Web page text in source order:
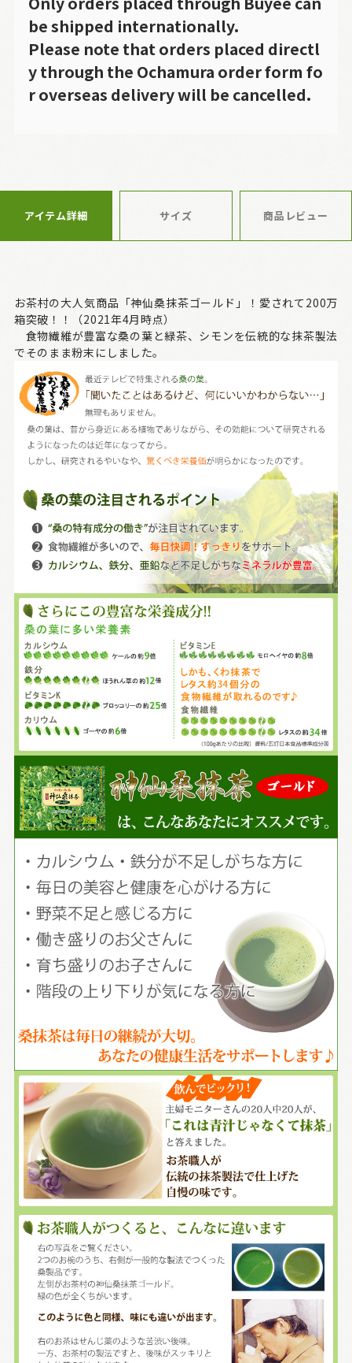
be shipped internationally.
Please note that orders placed directl
y through the Ochamura order form fo
r overseas delivery will be cancelled.
アイテム詳細 サイズ 商品レビュー
お茶村の大人気商品「神仙桑抹茶ゴールド」！愛されて200万
箱突破！！（2021年4月時点）
食物繊維が豊富な桑の葉と緑茶、シモンを伝統的な抹茶製法
でそのまま粉末にしました。